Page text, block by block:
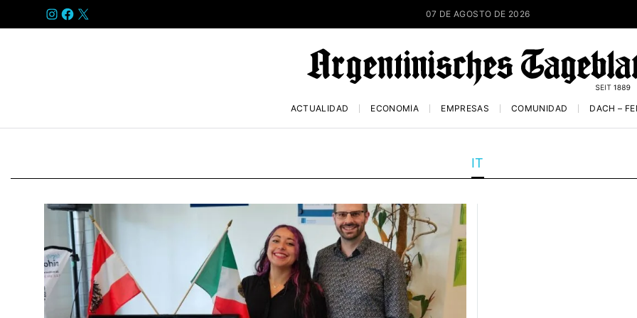
INSTAGRAM
FACEBOOK
X 07 DE AGOSTO DE 2026
ACTUALIDAD ECONOMÍA EMPRESAS COMUNIDAD DACH –
IT